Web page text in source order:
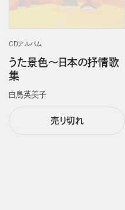
CDアルバム
うた景色～日本の抒情歌
集
白鳥英美子
売り切れ